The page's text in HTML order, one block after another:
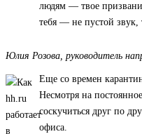
людям — твое
тебя — не пустой звук,
Юлия Розова, руководитель
Еще со времен
Несмотря на
соскучиться друг по
офиса.